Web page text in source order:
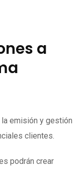
a
emisión y gestión
clientes.
podrán crear